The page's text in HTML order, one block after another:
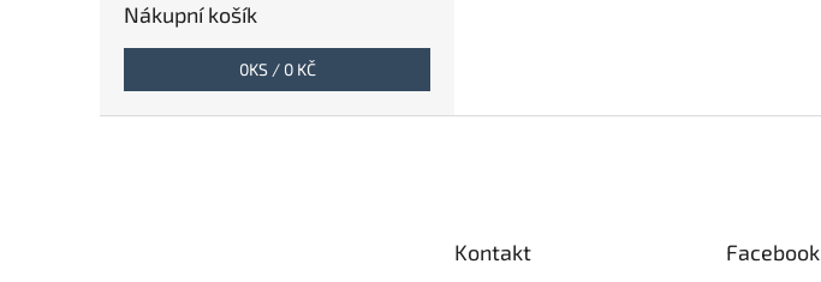
Nákupní košík
0KS / 0 KČ
Kontakt Facebook